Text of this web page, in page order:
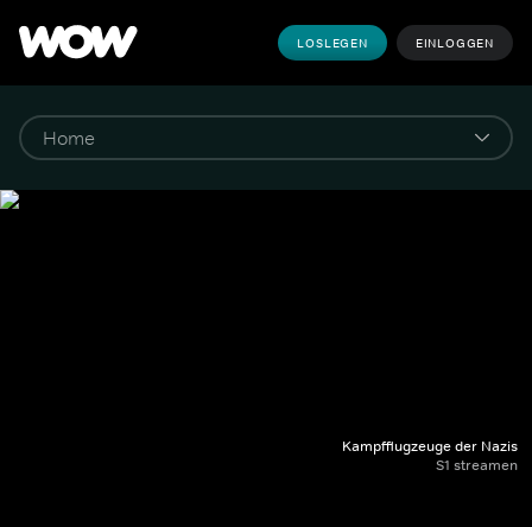
LOSLEGEN EINLOGGEN
Kampfflugzeuge der Nazis
S1 streamen